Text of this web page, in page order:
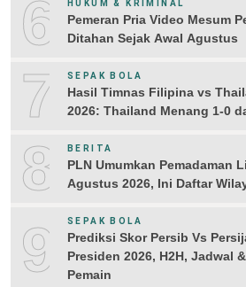
6 HUKUM & KRIMINAL
Pemeran Pria Video Mesum
Ditahan Sejak Awal Agustus
7 SEPAK BOLA
Hasil Timnas Filipina vs
2026: Thailand Menang 1-0
8 BERITA
PLN Umumkan Pemadaman
Agustus 2026, Ini Daftar
9 SEPAK BOLA
Prediksi Skor Persib Vs
Presiden 2026, H2H, Jadwal
Pemain